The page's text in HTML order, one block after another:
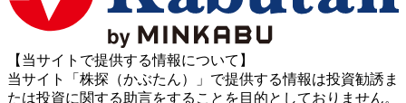
【当サイトで提供する情報について】
当サイト「株探（かぶたん）」で提供する情報は投資勧誘ま
たは投資に関する助言をすることを目的としておりません。